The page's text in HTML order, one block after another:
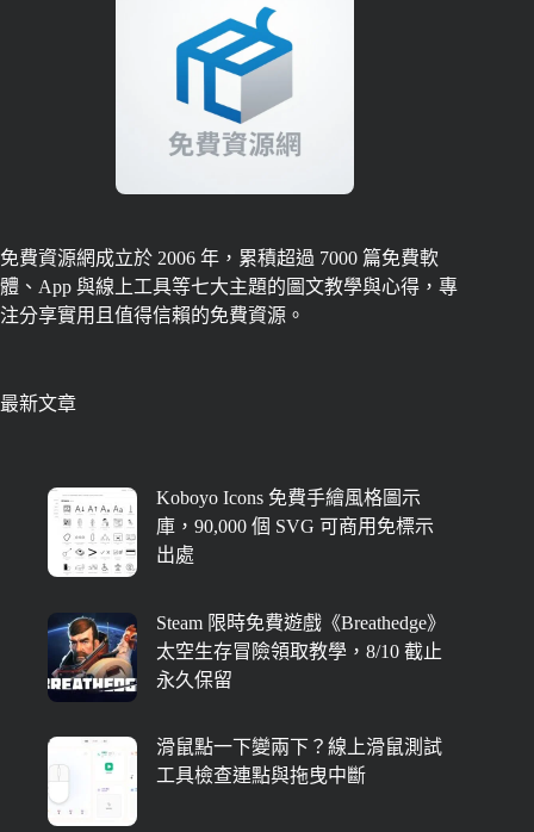
免費資源網成立於 2006 年，累積超過 7000 篇免費軟
體、App 與線上工具等七大主題的圖文教學與心得，專
注分享實用且值得信賴的免費資源。
最新文章
Koboyo Icons 免費手繪風格圖示
庫，90,000 個 SVG 可商用免標示
出處
Steam 限時免費遊戲《Breathedge》
太空生存冒險領取教學，8/10 截止
永久保留
滑鼠點一下變兩下？線上滑鼠測試
工具檢查連點與拖曳中斷